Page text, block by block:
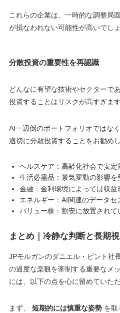
これらの企業は、一時的な調整局
が損なわれない可能性が高いでしょ
分散投資の重要性を再認識
どんなに有望な技術やセクターで
投資することはリスクが高すぎます
AI一辺倒のポートフォリオではな
適切に分散投資することをお勧めし
ヘルスケア：高齢化社会で安定
生活必需品：景気変動の影響を
金融：金利環境によっては収益
エネルギー：AI関連のデータ
バリュー株：割安に放置されて
まとめ｜冷静な判断と長期
JPモルガンのダニエル・ピント社
の過度な楽観を牽制する重要なメ
には、以下の点を心に留めていた
まず、短期的には慎重な姿勢 を取